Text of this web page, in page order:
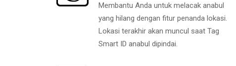
Membantu Anda untuk melacak anabul
yang hilang dengan fitur penanda lokasi.
Lokasi terakhir akan muncul saat Tag
Smart ID anabul dipindai.